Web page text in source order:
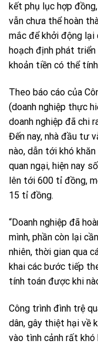
kết phụ lục hợp
vẫn chưa thể hoàn
mắc để khởi động lại
hoạch định phát
khoản tiền có thể
Theo báo cáo của
(doanh nghiệp thực
doanh nghiệp đã chi
Đến nay, nhà đầu tư
nào, dẫn tới khó
quan ngại, hiện nay
lên tới 600 tỉ đồng,
15 tỉ đồng.
“Doanh nghiệp đã
mình, phần còn lại
nhiên, thời gian qua
khai các bước tiếp
tính toán được khi
Công trình đình trệ
dân, gây thiệt hại về
vào tình cảnh rất khó